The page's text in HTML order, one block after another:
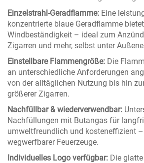
Einzelstrahl-Geradflamme: Eine
konzentrierte blaue Geradflamme
Windbeständigkeit – ideal zum
Zigarren und mehr, selbst unter
Einstellbare Flammengröße: Die
an unterschiedliche Anforderungen
von der alltäglichen Nutzung bis hin
größerer Zigarren.
Nachfüllbar & wiederverwendbar:
Nachfüllungen mit Butangas für
umweltfreundlich und kosteneffizient
wegwerfbarer Feuerzeuge.
Individuelles Logo verfügbar: Die